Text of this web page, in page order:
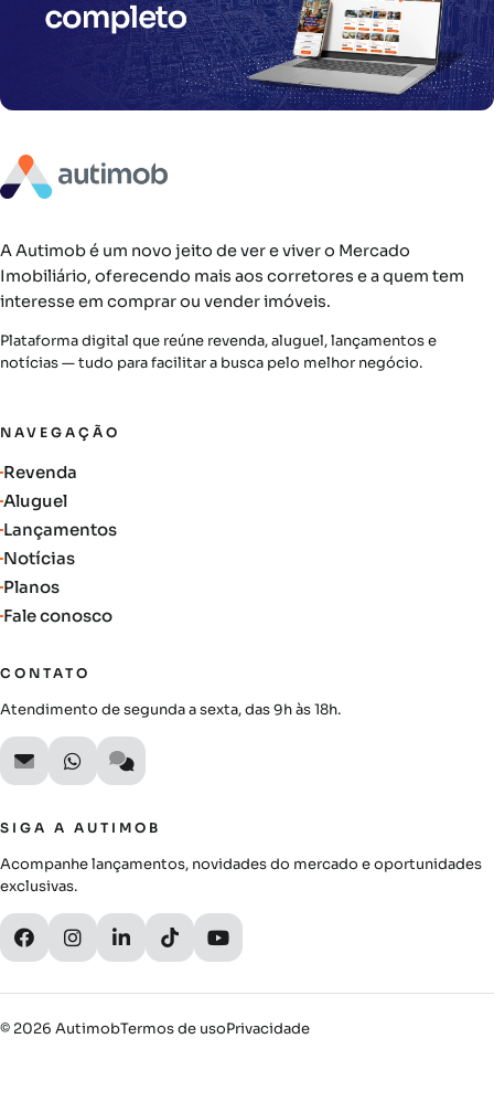
A Autimob é um novo jeito de ver e viver o Mercado
Imobiliário, oferecendo mais aos corretores e a quem tem
interesse em comprar ou vender imóveis.
Plataforma digital que reúne revenda, aluguel, lançamentos e
notícias — tudo para facilitar a busca pelo melhor negócio.
NAVEGAÇÃO
Revenda
Aluguel
Lançamentos
Notícias
Planos
Fale conosco
CONTATO
Atendimento de segunda a sexta, das 9h às 18h.
SIGA A AUTIMOB
Acompanhe lançamentos, novidades do mercado e oportunidades
exclusivas.
© 2026 AutimobTermos de usoPrivacidade